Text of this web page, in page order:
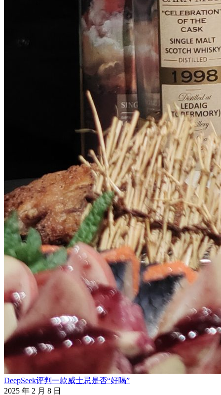
DeepSeek评判一款威士忌是否“好喝”
2025 年 2 月 8 日